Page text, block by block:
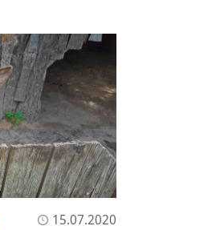
15.07.2020